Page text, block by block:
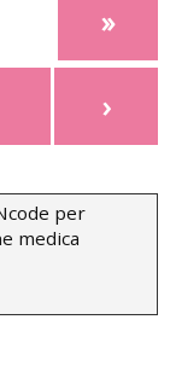
›
»
per
medica